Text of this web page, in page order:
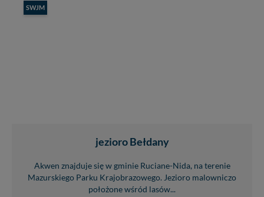
SWJM
jezioro Bełdany
Akwen znajduje się w gminie Ruciane-Nida, na terenie
Mazurskiego Parku Krajobrazowego. Jezioro malowniczo
położone wśród lasów...